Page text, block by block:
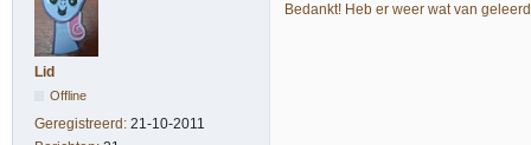
Lid
Offline
Geregistreerd: 21-10-2011
Bedankt! Heb er weer wat van